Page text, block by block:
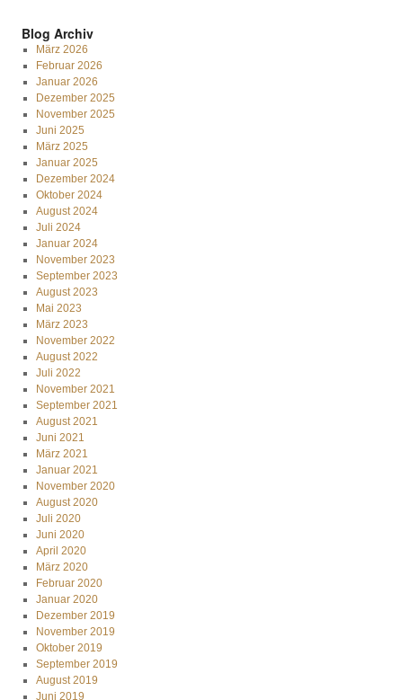
Blog Archiv
März 2026
Februar 2026
Januar 2026
Dezember 2025
November 2025
Juni 2025
März 2025
Januar 2025
Dezember 2024
Oktober 2024
August 2024
Juli 2024
Januar 2024
November 2023
September 2023
August 2023
Mai 2023
März 2023
November 2022
August 2022
Juli 2022
November 2021
September 2021
August 2021
Juni 2021
März 2021
Januar 2021
November 2020
August 2020
Juli 2020
Juni 2020
April 2020
März 2020
Februar 2020
Januar 2020
Dezember 2019
November 2019
Oktober 2019
September 2019
August 2019
Juni 2019